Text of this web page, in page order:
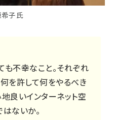
子氏
不幸なこと。それぞれ
を許して何をやるべき
良いインターネット空
ないか。